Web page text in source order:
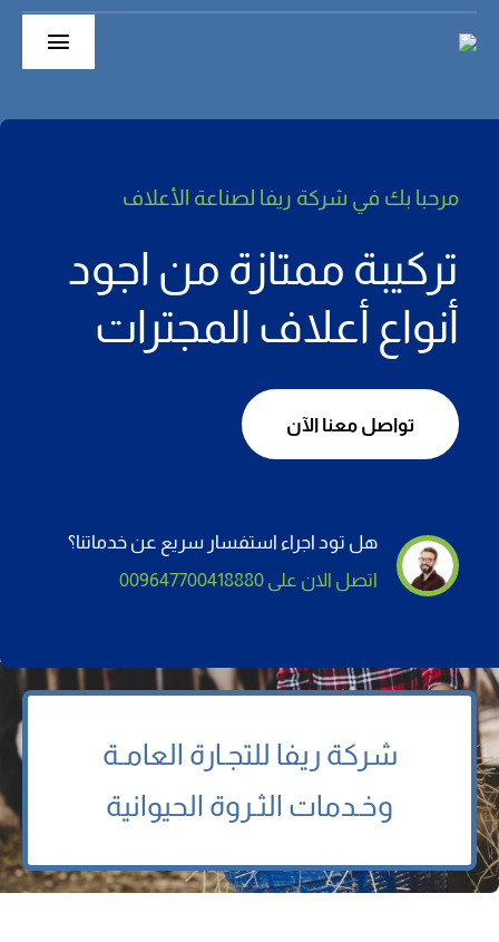
Skip
منتجاتنا
Extruder
شركة ريفا للتجـارة العامـة
وخـدمات الثـروة الحيوانية
مرحبا بك في شركة ريفا لصناعة الأعلاف
تركيبة ممتازة من اجود
أنواع أعلاف المجترات
تواصل معنا الآن
هل تود اجراء استفسار سريع عن خدماتنا؟
اتصل الان على 009647700418880